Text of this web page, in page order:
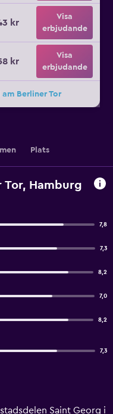
kr
Visa
erbjudande
kr
Visa
erbjudande
Berliner Tor
Plats
Tor, Hamburg
7,8
7,3
8,2
7,0
8,2
7,3
Saint Georg i